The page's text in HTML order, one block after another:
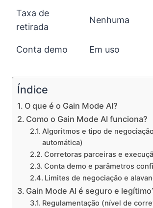
Taxa de
retirada
Nenhuma
Conta demo Em uso
Índice
O que é o Gain Mode AI?
Como o Gain Mode AI funciona?
Algoritmos e tipo de
automática)
Corretoras parceiras e
Conta demo e parâmetros
Limites de negociação e
Gain Mode AI é seguro e
Regulamentação (nível de